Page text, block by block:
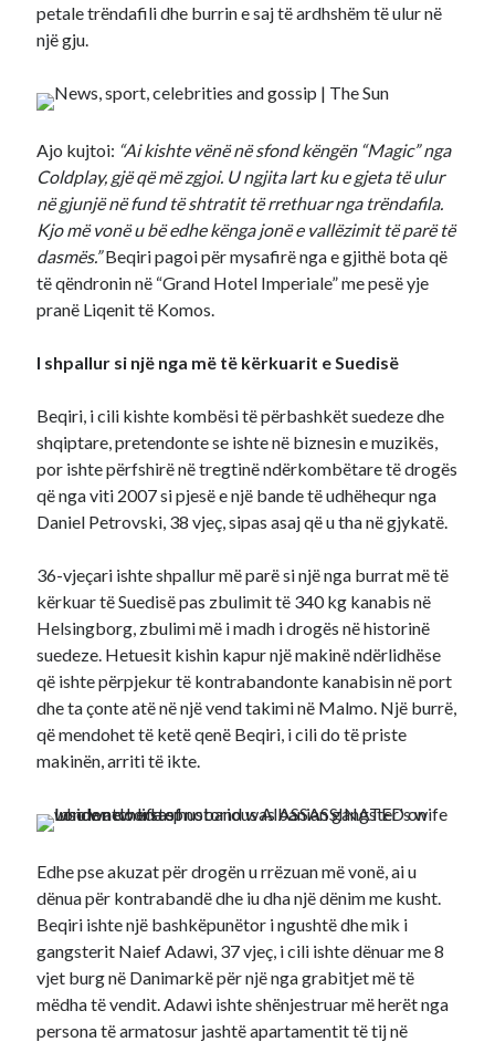
petale trëndafili dhe burrin e saj të ardhshëm të ulur në
një gju.
Ajo kujtoi: “Ai kishte vënë në sfond këngën “Magic” nga
Coldplay, gjë që më zgjoi. U ngjita lart ku e gjeta të ulur
në gjunjë në fund të shtratit të rrethuar nga trëndafila.
Kjo më vonë u bë edhe kënga jonë e vallëzimit të parë të
dasmës.”Beqiri pagoi për mysafirë nga e gjithë bota që
të qëndronin në “Grand Hotel Imperiale” me pesë yje
pranë Liqenit të Komos.
I shpallur si një nga më të kërkuarit e Suedisë
Beqiri, i cili kishte kombësi të përbashkët suedeze dhe
shqiptare, pretendonte se ishte në biznesin e muzikës,
por ishte përfshirë në tregtinë ndërkombëtare të drogës
që nga viti 2007 si pjesë e një bande të udhëhequr nga
Daniel Petrovski, 38 vjeç, sipas asaj që u tha në gjykatë.
36-vjeçari ishte shpallur më parë si një nga burrat më të
kërkuar të Suedisë pas zbulimit të 340 kg kanabis në
Helsingborg, zbulimi më i madh i drogës në historinë
suedeze. Hetuesit kishin kapur një makinë ndërlidhëse
që ishte përpjekur të kontrabandonte kanabisin në port
dhe ta çonte atë në një vend takimi në Malmo. Një burrë,
që mendohet të ketë qenë Beqiri, i cili do të priste
makinën, arriti të ikte.
Edhe pse akuzat për drogën u rrëzuan më vonë, ai u
dënua për kontrabandë dhe iu dha një dënim me kusht.
Beqiri ishte një bashkëpunëtor i ngushtë dhe mik i
gangsterit Naief Adawi, 37 vjeç, i cili ishte dënuar me 8
vjet burg në Danimarkë për një nga grabitjet më të
mëdha të vendit. Adawi ishte shënjestruar më herët nga
persona të armatosur jashtë apartamentit të tij në